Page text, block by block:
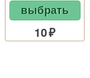
выбрать
10